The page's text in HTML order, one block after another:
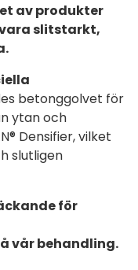
av produkter
slitstarkt,
betonggolvet för
ytan och
Densifier, vilket
slutligen
för
vår behandling.